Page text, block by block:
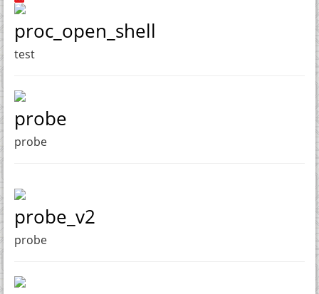
proc_open_shell
test
probe
probe
probe_v2
probe